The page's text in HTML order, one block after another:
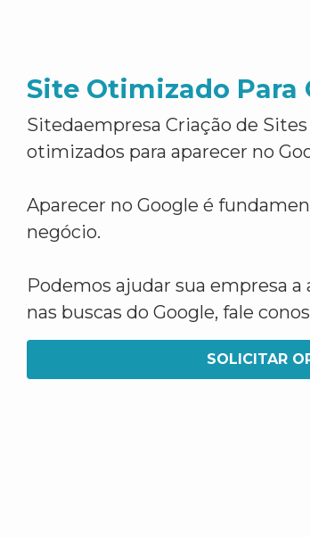
Site Otimizado Para
Sitedaempresa Criação de
otimizados para aparecer no
Aparecer no Google é
negócio.
Podemos ajudar sua empresa
nas buscas do Google, fale
SOLICITAR